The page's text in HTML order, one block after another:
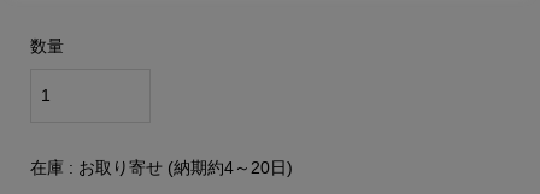
数量
在庫 : お取り寄せ (納期約4～20日)